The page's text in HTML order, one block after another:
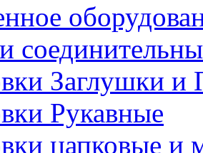
Заглушки и
Рукавные
цапковые и